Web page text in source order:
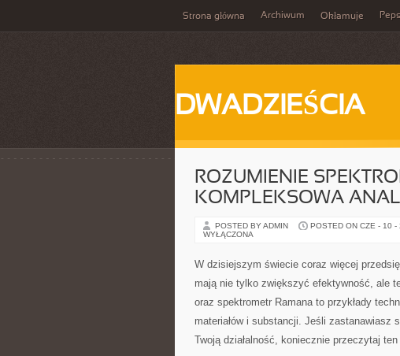
Strona główna Archiwum Okłamuje
DWADZIEŚCIA
ROZUMIENIE
KOMPLEKSOWA
POSTED BY ADMIN POSTED ON CZE - 10 -
WYŁĄCZONA
W dzisiejszym świecie coraz więcej
mają nie tylko zwiększyć efektywność, ale
oraz spektrometr Ramana to przykłady
materiałów i substancji. Jeśli zastanawiasz
Twoją działalność, koniecznie przeczytaj ten